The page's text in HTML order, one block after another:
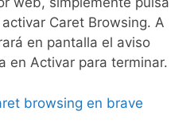
Caret Browsing. A
en pantalla el aviso
en Activar para terminar.